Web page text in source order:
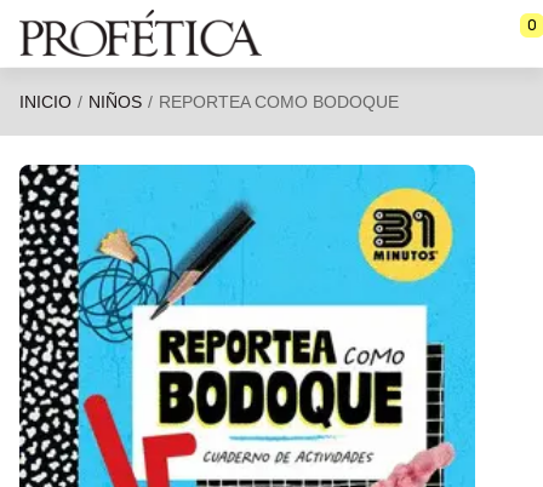
Saltar al contenido principal
0
INICIO NIÑOS REPORTEA COMO BODOQUE